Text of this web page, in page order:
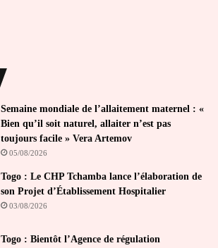
Semaine mondiale de l’allaitement maternel : «
Bien qu’il soit naturel, allaiter n’est pas
toujours facile » Vera Artemov
05/08/2026
Togo : Le CHP Tchamba lance l’élaboration de
son Projet d’Établissement Hospitalier
03/08/2026
Togo : Bientôt l’Agence de régulation